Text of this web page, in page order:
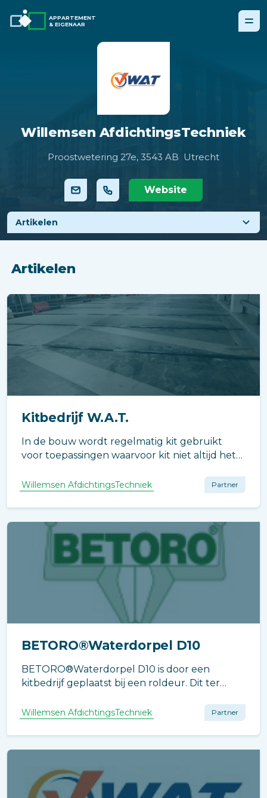
APPARTEMENT
& EIGENAAR
Willemsen AfdichtingsTechniek
Proostwetering 27e, 3543 AB Utrecht
Website
Artikelen
Artikelen
Kitbedrijf W.A.T.
In de bouw wordt regelmatig kit gebruikt
voor toepassingen waarvoor kit niet altijd het
Willemsen AfdichtingsTechniek Partner
BETORO®Waterdorpel D10
BETORO®Waterdorpel D10 is door een
kitbedrijf geplaatst bij een roldeur. Dit ter
komt.
Willemsen AfdichtingsTechniek Partner